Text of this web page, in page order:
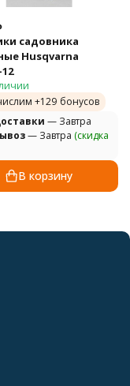
садовника
Husqvarna
+129 бонусов
— Завтра
— Завтра (скидка
В корзину